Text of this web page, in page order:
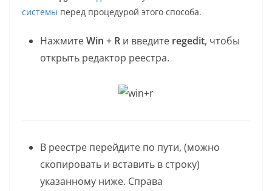
системы перед процедурой этого способа.
НажмитеWin + R и введите regedit, чтобы
открыть редактор реестра.
В реестре перейдите по пути, (можно
скопировать и вставить в строку)
указанному ниже. Справа